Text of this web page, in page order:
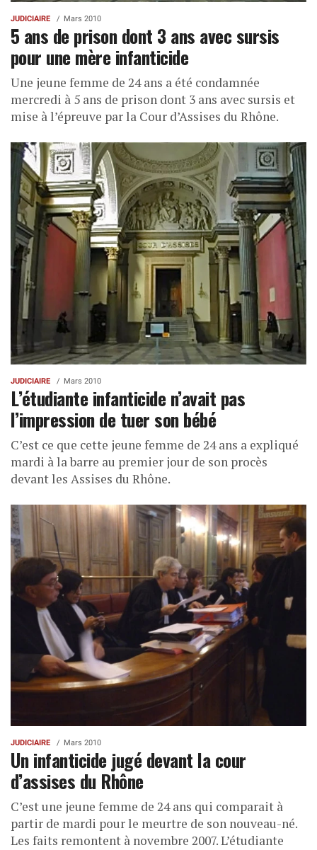
JUDICIAIRE Mars 2010
5 ans de prison dont 3 ans avec sursis
pour une mère infanticide
Une jeune femme de 24 ans a été condamnée
mercredi à 5 ans de prison dont 3 ans avec sursis et
mise à l’épreuve par la Cour d’Assises du Rhône.
JUDICIAIRE Mars 2010
L’étudiante infanticide n’avait pas
l’impression de tuer son bébé
C’est ce que cette jeune femme de 24 ans a expliqué
mardi à la barre au premier jour de son procès
devant les Assises du Rhône.
JUDICIAIRE Mars 2010
Un infanticide jugé devant la cour
d’assises du Rhône
C’est une jeune femme de 24 ans qui comparait à
partir de mardi pour le meurtre de son nouveau-né.
Les faits remontent à novembre 2007. L’étudiante